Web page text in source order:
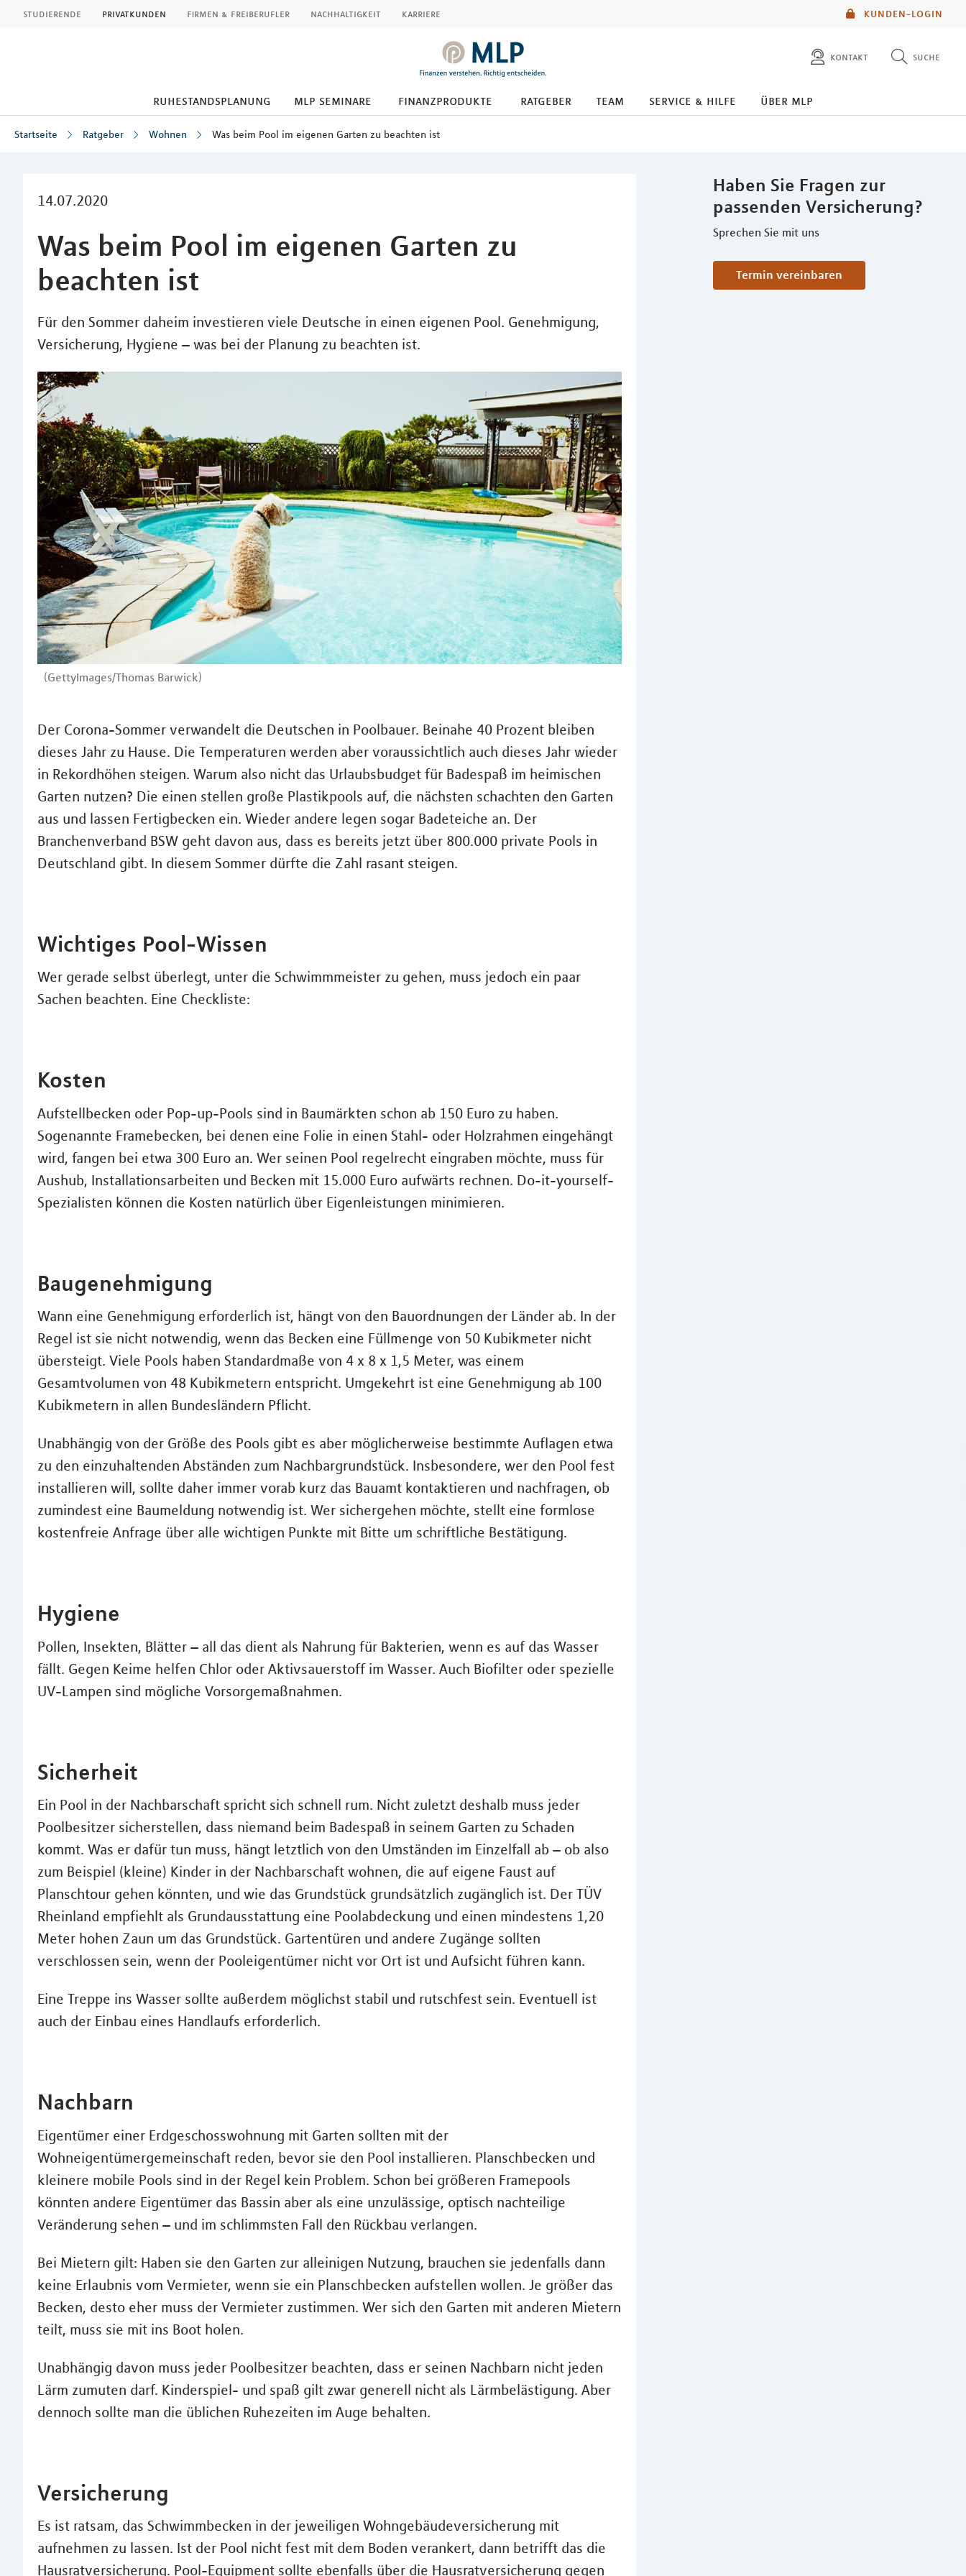
KUNDEN-LOGIN
studierende privatkunden firmen & freiberufler nachhaltigkeit karriere
kontakt suche
diese website durchsuchen
ruhestandsplanung mlp seminare finanzprodukte ratgeber team service & hilfe über mlp
Startseite Ratgeber Wohnen Was beim Pool im eigenen Garten zu beachten ist
14.07.2020
Was beim Pool im eigenen Garten zu
beachten ist
Für den Sommer daheim investieren viele Deutsche in einen eigenen Pool. Genehmigung,
Versicherung, Hygiene – was bei der Planung zu beachten ist.
(GettyImages/Thomas Barwick)
Haben Sie Fragen zur
passenden Versicherung?
Sprechen Sie mit uns
Termin vereinbaren
Der Corona-Sommer verwandelt die Deutschen in Poolbauer. Beinahe 40 Prozent bleiben
dieses Jahr zu Hause. Die Temperaturen werden aber voraussichtlich auch dieses Jahr wieder
in Rekordhöhen steigen. Warum also nicht das Urlaubsbudget für Badespaß im heimischen
Garten nutzen? Die einen stellen große Plastikpools auf, die nächsten schachten den Garten
aus und lassen Fertigbecken ein. Wieder andere legen sogar Badeteiche an. Der
Branchenverband BSW geht davon aus, dass es bereits jetzt über 800.000 private Pools in
Deutschland gibt. In diesem Sommer dürfte die Zahl rasant steigen.
Wichtiges Pool-Wissen
Wer gerade selbst überlegt, unter die Schwimmmeister zu gehen, muss jedoch ein paar
Sachen beachten. Eine Checkliste:
Kosten
Aufstellbecken oder Pop-up-Pools sind in Baumärkten schon ab 150 Euro zu haben.
Sogenannte Framebecken, bei denen eine Folie in einen Stahl- oder Holzrahmen eingehängt
wird, fangen bei etwa 300 Euro an. Wer seinen Pool regelrecht eingraben möchte, muss für
Aushub, Installationsarbeiten und Becken mit 15.000 Euro aufwärts rechnen. Do-it-yourself-
Spezialisten können die Kosten natürlich über Eigenleistungen minimieren.
Baugenehmigung
Wann eine Genehmigung erforderlich ist, hängt von den Bauordnungen der Länder ab. In der
Regel ist sie nicht notwendig, wenn das Becken eine Füllmenge von 50 Kubikmeter nicht
übersteigt. Viele Pools haben Standardmaße von 4 x 8 x 1,5 Meter, was einem
Gesamtvolumen von 48 Kubikmetern entspricht. Umgekehrt ist eine Genehmigung ab 100
Kubikmetern in allen Bundesländern Pflicht.
Unabhängig von der Größe des Pools gibt es aber möglicherweise bestimmte Auflagen etwa
zu den einzuhaltenden Abständen zum Nachbargrundstück. Insbesondere, wer den Pool fest
installieren will, sollte daher immer vorab kurz das Bauamt kontaktieren und nachfragen, ob
zumindest eine Baumeldung notwendig ist. Wer sichergehen möchte, stellt eine formlose
kostenfreie Anfrage über alle wichtigen Punkte mit Bitte um schriftliche Bestätigung.
Hygiene
Pollen, Insekten, Blätter – all das dient als Nahrung für Bakterien, wenn es auf das Wasser
fällt. Gegen Keime helfen Chlor oder Aktivsauerstoff im Wasser. Auch Biofilter oder spezielle
UV-Lampen sind mögliche Vorsorgemaßnahmen.
Sicherheit
Ein Pool in der Nachbarschaft spricht sich schnell rum. Nicht zuletzt deshalb muss jeder
Poolbesitzer sicherstellen, dass niemand beim Badespaß in seinem Garten zu Schaden
kommt. Was er dafür tun muss, hängt letztlich von den Umständen im Einzelfall ab – ob also
zum Beispiel (kleine) Kinder in der Nachbarschaft wohnen, die auf eigene Faust auf
Planschtour gehen könnten, und wie das Grundstück grundsätzlich zugänglich ist. Der TÜV
Rheinland empfiehlt als Grundausstattung eine Poolabdeckung und einen mindestens 1,20
Meter hohen Zaun um das Grundstück. Gartentüren und andere Zugänge sollten
verschlossen sein, wenn der Pooleigentümer nicht vor Ort ist und Aufsicht führen kann.
Eine Treppe ins Wasser sollte außerdem möglichst stabil und rutschfest sein. Eventuell ist
auch der Einbau eines Handlaufs erforderlich.
Nachbarn
Eigentümer einer Erdgeschosswohnung mit Garten sollten mit der
Wohneigentümergemeinschaft reden, bevor sie den Pool installieren. Planschbecken und
kleinere mobile Pools sind in der Regel kein Problem. Schon bei größeren Framepools
könnten andere Eigentümer das Bassin aber als eine unzulässige, optisch nachteilige
Veränderung sehen – und im schlimmsten Fall den Rückbau verlangen.
Bei Mietern gilt: Haben sie den Garten zur alleinigen Nutzung, brauchen sie jedenfalls dann
keine Erlaubnis vom Vermieter, wenn sie ein Planschbecken aufstellen wollen. Je größer das
Becken, desto eher muss der Vermieter zustimmen. Wer sich den Garten mit anderen Mietern
teilt, muss sie mit ins Boot holen.
Unabhängig davon muss jeder Poolbesitzer beachten, dass er seinen Nachbarn nicht jeden
Lärm zumuten darf. Kinderspiel- und spaß gilt zwar generell nicht als Lärmbelästigung. Aber
dennoch sollte man die üblichen Ruhezeiten im Auge behalten.
Versicherung
Es ist ratsam, das Schwimmbecken in der jeweiligen Wohngebäudeversicherung mit
aufnehmen zu lassen. Ist der Pool nicht fest mit dem Boden verankert, dann betrifft das die
Hausratversicherung. Pool-Equipment sollte ebenfalls über die Hausratversicherung gegen